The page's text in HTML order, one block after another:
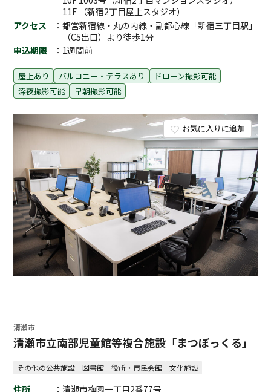
お気に入りに追加
11F （新宿2丁目屋上スタジオ）
アクセス
：都営新宿線・丸の内線・副都心線「新宿三丁目駅」
（C5出口）より徒歩1分
申込期限
：1週間前
屋上あり バルコニー・テラスあり
ドローン撮影可能
深夜撮影可能
早朝撮影可能
清瀬市
清瀬市立南部児童館等複合施設「まつぼっくる」
その他の公共施設 図書館 役所・市民会館 文化施設
住所 ：清瀬市梅園一丁目2番77号